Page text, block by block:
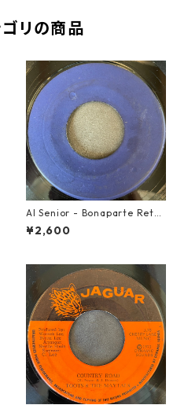
ゴリの商品
Al Senior - Bonaparte Retre
at【7-21861】
¥2,600